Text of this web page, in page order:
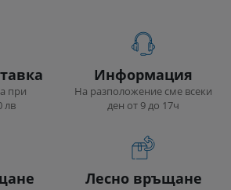
при
лв
Информация
На разположение сме всеки
ден от 9 до 17ч
Лесно връщане